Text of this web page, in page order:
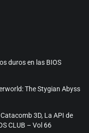
duros en las BIOS
The Stygian Abyss
3D, La API de
CLUB – Vol 66